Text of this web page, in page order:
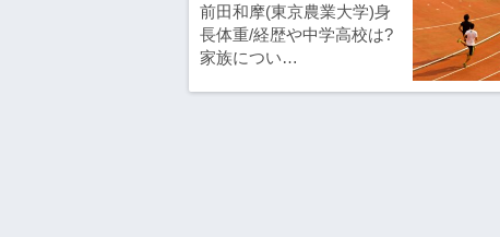
前田和摩(東京農業大学)身
長体重/経歴や中学高校は?
家族につい…